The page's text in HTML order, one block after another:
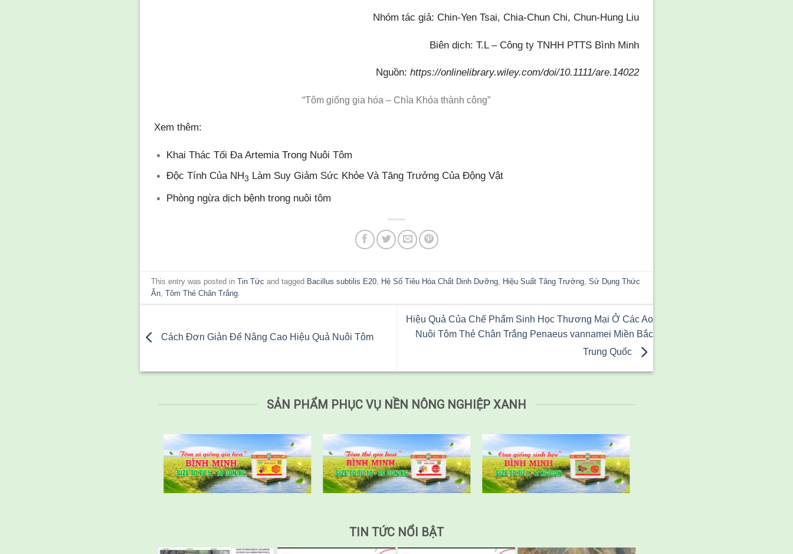
Nhóm tác giả: Chin-Yen Tsai, Chia-Chun Chi, Chun-Hung Liu
Biên dịch: T.L – Công ty TNHH PTTS Bình Minh
Nguồn: https://onlinelibrary.wiley.com/doi/10.1111/are.14022
“Tôm giống gia hóa – Chìa Khóa thành công”
Xem thêm:
Khai Thác Tối Đa Artemia Trong Nuôi Tôm
Độc Tính Của NH3 Làm Suy Giảm Sức Khỏe Và Tăng Trưởng Của Động Vật
Phòng ngừa dịch bệnh trong nuôi tôm
This entry was posted inTin Tức and tagged Bacillus subtilis E20 Hệ Số Tiêu Hóa Chất Dinh Dưỡng Hiệu Suất Tăng Trưởng ,Sử Dụng Thức
Ăn ,Tôm Thẻ Chân Trắng
Cách Đơn Giản Để Nâng Cao Hiệu Quả Nuôi Tôm
Hiệu Quả Của Chế Phẩm Sinh Học Thương Mại Ở Các Ao
Nuôi Tôm Thẻ Chân Trắng Penaeus vannamei Miền Bắc
Trung Quốc
SẢN PHẨM PHỤC VỤ NỀN NÔNG NGHIỆP XANH
TIN TỨC NỔI BẬT